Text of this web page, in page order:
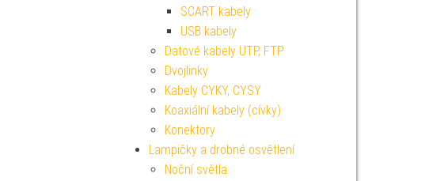
SCART kabely
USB kabely
Datové kabely UTP, FTP
Dvojlinky
Kabely CYKY, CYSY
Koaxiální kabely (cívky)
Konektory
Lampičky a drobné osvětlení
Noční světla